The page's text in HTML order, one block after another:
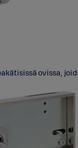
ovissa,